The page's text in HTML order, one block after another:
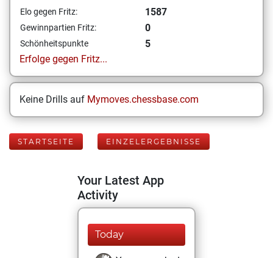
Elo gegen Fritz: 1587
Gewinnpartien Fritz: 0
Schönheitspunkte
5
Erfolge gegen Fritz...
Keine Drills auf Mymoves.chessbase.com
STARTSEITE EINZELERGEBNISSE
Your Latest App
Activity
Today